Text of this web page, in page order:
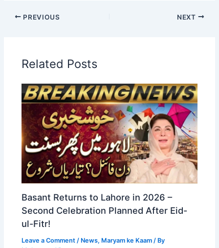
PREVIOUS NEXT
Related Posts
Basant Returns to Lahore in 2026 –
Second Celebration Planned After Eid-
ul-Fitr!
Leave a Comment / News, Maryam ke Kaam / By